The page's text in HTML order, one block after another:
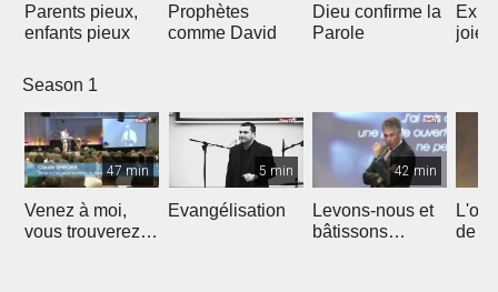
Parents pieux,
enfants pieux
Prophètes
comme David
Dieu confirme la
Parole
joie
Season 1
47 min
Venez à moi,
vous trouverez
5 min
Evangélisation
42 min
Levons-nous et
bâtissons
de